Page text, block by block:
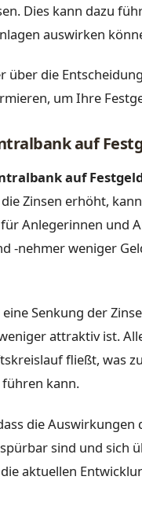
Dies kann dazu
auswirken
über die
um Ihre
auf
auf
Zinsen erhöht,
Anlegerinnen und
-nehmer weniger
Senkung der
attraktiv ist.
fließt, was
kann.
die
sind und sich
aktuellen